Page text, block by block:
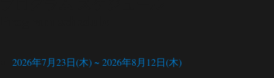
2026年7月23日(木) ~ 2026年8月12日(木)